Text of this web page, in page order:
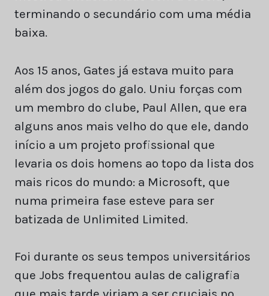
terminando o secundário com uma média
baixa.
Aos 15 anos, Gates já estava muito para
além dos jogos do galo. Uniu forças com
um membro do clube, Paul Allen, que era
alguns anos mais velho do que ele, dando
início a um projeto profissional que
levaria os dois homens ao topo da lista dos
mais ricos do mundo: a Microsoft, que
numa primeira fase esteve para ser
batizada de Unlimited Limited.
Foi durante os seus tempos universitários
que Jobs frequentou aulas de caligrafia